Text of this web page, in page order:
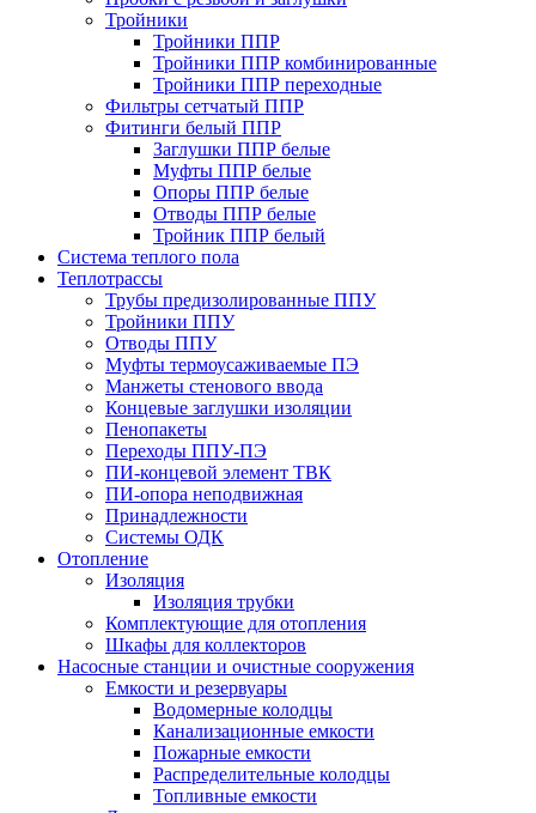
Тройники
Тройники ППР
Тройники ППР комбинированные
Тройники ППР переходные
Фильтры сетчатый ППР
Фитинги белый ППР
Заглушки ППР белые
Муфты ППР белые
Опоры ППР белые
Отводы ППР белые
Тройник ППР белый
Система теплого пола
Теплотрассы
Трубы предизолированные ППУ
Тройники ППУ
Отводы ППУ
Муфты термоусаживаемые ПЭ
Манжеты стенового ввода
Концевые заглушки изоляции
Пенопакеты
Переходы ППУ-ПЭ
ПИ-концевой элемент ТВК
ПИ-опора неподвижная
Принадлежности
Системы ОДК
Отопление
Изоляция
Изоляция трубки
Комплектующие для отопления
Шкафы для коллекторов
Насосные станции и очистные сооружения
Емкости и резервуары
Водомерные колодцы
Канализационные емкости
Пожарные емкости
Распределительные колодцы
Топливные емкости